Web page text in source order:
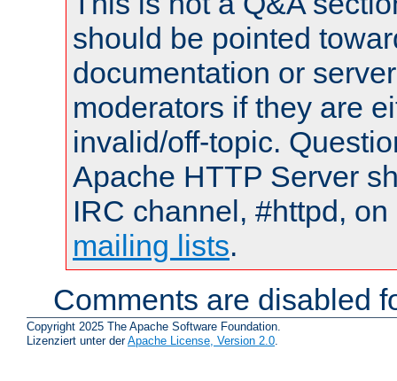
should be pointed
documentation or
moderators if they are
invalid/off-topic.
Apache HTTP Server
IRC channel, #httpd,
mailing lists.
Comments are disabled
Copyright 2025 The Apache Software Foundation.
Lizenziert unter derApache License, Version 2.0.